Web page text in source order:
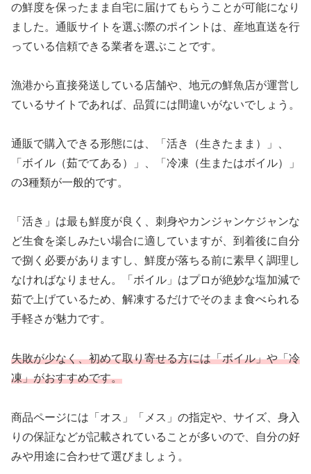
の鮮度を保ったまま自宅に届けてもらうことが可能になり
ました。通販サイトを選ぶ際のポイントは、産地直送を行
っている信頼できる業者を選ぶことです。
漁港から直接発送している店舗や、地元の鮮魚店が運営し
ているサイトであれば、品質には間違いがないでしょう。
通販で購入できる形態には、「活き（生きたまま）」、
「ボイル（茹でてある）」、「冷凍（生またはボイル）」
の3種類が一般的です。
「活き」は最も鮮度が良く、刺身やカンジャンケジャンな
ど生食を楽しみたい場合に適していますが、到着後に自分
で捌く必要がありますし、鮮度が落ちる前に素早く調理し
なければなりません。「ボイル」はプロが絶妙な塩加減で
茹で上げているため、解凍するだけでそのまま食べられる
手軽さが魅力です。
失敗が少なく、初めて取り寄せる方には「ボイル」や「冷
凍」がおすすめです。
商品ページには「オス」「メス」の指定や、サイズ、身入
りの保証などが記載されていることが多いので、自分の好
みや用途に合わせて選びましょう。